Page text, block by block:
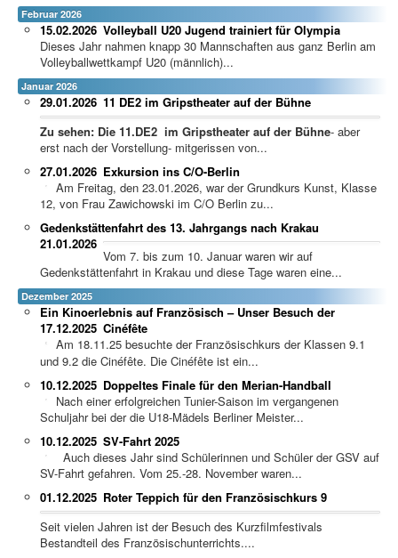
Februar 2026
Volleyball U20 Jugend trainiert für Olympia
15.02.2026
Dieses Jahr nahmen knapp 30 Mannschaften aus ganz Berlin am
Volleyballwettkampf U20 (männlich)...
Januar 2026
11 DE2 im Gripstheater auf der Bühne
29.01.2026
Zu sehen: Die 11.DE2 im Gripstheater auf der Bühne- aber
erst nach der Vorstellung- mitgerissen von...
Exkursion ins C/O-Berlin
27.01.2026
Am Freitag, den 23.01.2026, war der Grundkurs Kunst, Klasse
12, von Frau Zawichowski im C/O Berlin zu...
Gedenkstättenfahrt des 13. Jahrgangs nach Krakau
21.01.2026
Vom 7. bis zum 10. Januar waren wir auf
Gedenkstättenfahrt in Krakau und diese Tage waren eine...
Dezember 2025
Ein Kinoerlebnis auf Französisch – Unser Besuch der
Cinéfête
17.12.2025
Am 18.11.25 besuchte der Französischkurs der Klassen 9.1
und 9.2 die Cinéfête. Die Cinéfête ist ein...
Doppeltes Finale für den Merian-Handball
10.12.2025
Nach einer erfolgreichen Tunier-Saison im vergangenen
Schuljahr bei der die U18-Mädels Berliner Meister...
SV-Fahrt 2025
10.12.2025
Auch dieses Jahr sind Schülerinnen und Schüler der GSV auf
SV-Fahrt gefahren. Vom 25.-28. November waren...
Roter Teppich für den Französischkurs 9
01.12.2025
Seit vielen Jahren ist der Besuch des Kurzfilmfestivals
Bestandteil des Französischunterrichts....